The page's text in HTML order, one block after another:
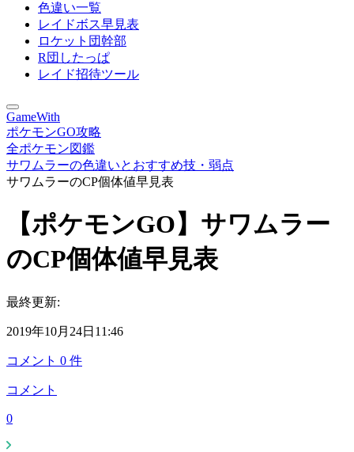
色違い一覧
レイドボス早見表
ロケット団幹部
R団したっぱ
レイド招待ツール
GameWith
ポケモンGO攻略
全ポケモン図鑑
サワムラーの色違いとおすすめ技・弱点
サワムラーのCP個体値早見表
【ポケモンGO】サワムラー
のCP個体値早見表
最終更新:
2019年10月24日11:46
コメント 0 件
コメント
0